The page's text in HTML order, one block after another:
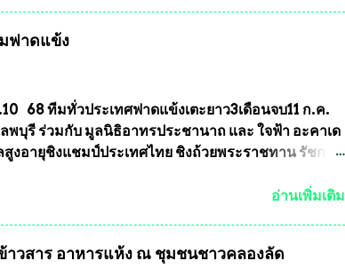
มาเป็นจำนวนมาก โดยจะเข้าหารือกับเลขาธิการคณะ
อให้ตั้งคณะกรรมการแสวงหาข้อเท็จจริง เร่งให้มีคำ
ธานมูลนิธิธรรมาภิบาลและต่อต้านทุจริต กล่าวต่ออีกว่า
นที่เศรษฐกิจอันสำคัญของภาคเหนือ ต้องส่งเสริมให้ผู้นำ
าภิบาลในการบริหารราชการแผ่นดิน คณะกรรมการ
ฟาดแข้ง
68 ทีมทั่วประเทศฟาดแข้งเตะยาว3เดือนจบ11 ก.ค.
บุรี ร่วมกับ มูลนิธิอาทรประชานาถ และ ใจฟ้า อะคาเด
งอายุชิงแชมป์ประเทศไทย ชิงถ้วยพระราชทาน รัชกาล
ได้ ทีมแชมป์ได้รับ 150,000 บาท พร้อมได้สิทธิ์ไปทัวร์
และ ประธานอำนวยการจัดการแข่งขันฟุตบอลสูงอายุ
อ่านเพิ่มเติม
วสาร อาหารแห้ง ณ​ ชุมชนชาวคลองลัด